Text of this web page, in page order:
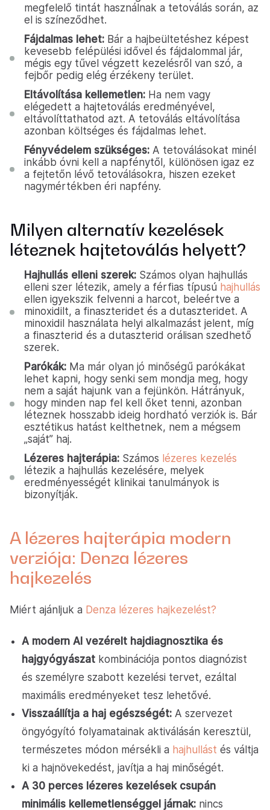
megfelelő tintát használnak a tetoválás során, az
el is színeződhet.
Fájdalmas lehet: Bár a hajbeültetéshez képest
kevesebb felépülési idővel és fájdalommal jár,
mégis egy tűvel végzett kezelésről van szó, a
fejbőr pedig elég érzékeny terület.
Eltávolítása kellemetlen: Ha nem vagy
elégedett a hajtetoválás eredményével,
eltávolíttathatod azt. A tetoválás eltávolítása
azonban költséges és fájdalmas lehet.
Fényvédelem szükséges: A tetoválásokat minél
inkább óvni kell a napfénytől, különösen igaz ez
a fejtetőn lévő tetoválásokra, hiszen ezeket
nagymértékben éri napfény.
Milyen alternatív kezelések
léteznek hajtetoválás helyett?
Hajhullás elleni szerek: Számos olyan hajhullás
elleni szer létezik, amely a férfias típusú hajhullás
ellen igyekszik felvenni a harcot, beleértve a
minoxidilt, a finaszteridet és a dutaszteridet. A
minoxidil használata helyi alkalmazást jelent, míg
a finaszterid és a dutaszterid orálisan szedhető
szerek.
Parókák: Ma már olyan jó minőségű parókákat
lehet kapni, hogy senki sem mondja meg, hogy
nem a saját hajunk van a fejünkön. Hátrányuk,
hogy minden nap fel kell őket tenni, azonban
léteznek hosszabb ideig hordható verziók is. Bár
esztétikus hatást kelthetnek, nem a mégsem
„saját” haj.
Lézeres hajterápia: Számos lézeres kezelés
létezik a hajhullás kezelésére, melyek
eredményességét klinikai tanulmányok is
bizonyítják.
A lézeres hajterápia modern
verziója: Denza lézeres
hajkezelés
Miért ajánljuk a Denza lézeres hajkezelést?
A modern AI vezérelt hajdiagnosztika és
hajgyógyászat kombinációja pontos diagnózist
és személyre szabott kezelési tervet, ezáltal
maximális eredményeket tesz lehetővé.
Visszaállítja a haj egészségét: A szervezet
öngyógyító folyamatainak aktiválásán keresztül,
természetes módon mérsékli a hajhullást és váltja
ki a hajnövekedést, javítja a haj minőségét.
A 30 perces lézeres kezelések csupán
minimális kellemetlenséggel járnak: nincs